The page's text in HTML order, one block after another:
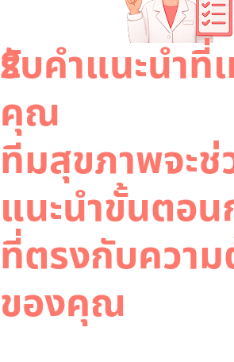
2
รับคำแนะนำที่
คุณ
ทีมสุขภาพจะช่
แนะนำขั้นตอ
ที่ตรงกับควา
ของคุณ